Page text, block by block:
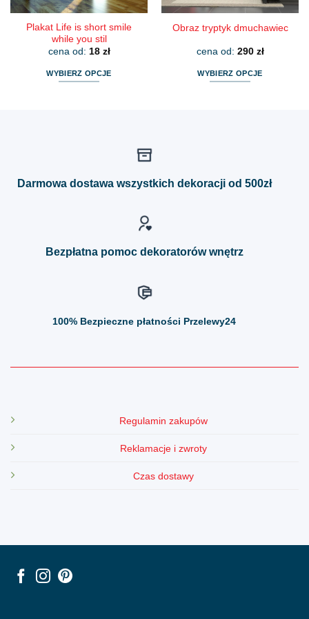
Plakat Life is short smile
while you stil
cena od: 18 zł
WYBIERZ OPCJE
Obraz tryptyk dmuchawiec
cena od: 290 zł
WYBIERZ OPCJE
można
Darmowa dostawa wszystkich dekoracji od 500zł
Bezpłatna pomoc dekoratorów wnętrz
100% Bezpieczne płatności Przelewy24
Regulamin zakupów
Reklamacje i zwroty
Czas dostawy